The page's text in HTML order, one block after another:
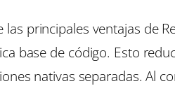
principales ventajas de
base de código. Esto
nativas separadas. Al